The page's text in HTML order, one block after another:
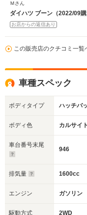
Ｍさん
ダイハツ ブーン（2022/09購
お店からの返信あり
この販売店のクチコミ一覧
車種スペック
ボディタイプ ハッチバ
ボディ色 カルサイ
車台番号末尾
946
排気量 1600cc
エンジン ガソリン
駆動方式 2WD